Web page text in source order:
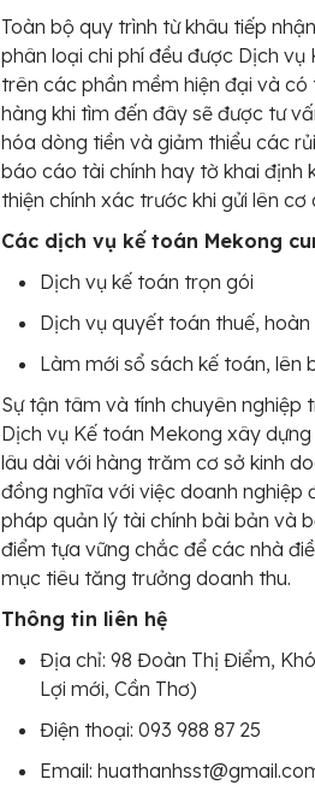
Toàn bộ quy trình từ khâu tiếp
phân loại chi phí đều được Dịch
trên các phần mềm hiện đại và
hàng khi tìm đến đây sẽ được tư
hóa dòng tiền và giảm thiểu các
báo cáo tài chính hay tờ khai định
thiện chính xác trước khi gửi lên cơ
Các dịch vụ kế toán Mekong
Dịch vụ kế toán trọn gói
Dịch vụ quyết toán thuế, hoàn
Làm mới sổ sách kế toán, lên
Sự tận tâm và tính chuyên
Dịch vụ Kế toán Mekong xây
lâu dài với hàng trăm cơ sở kinh
đồng nghĩa với việc doanh nghiệp
pháp quản lý tài chính bài bản và
điểm tựa vững chắc để các nhà
mục tiêu tăng trưởng doanh thu.
Thông tin liên hệ
Địa chỉ: 98 Đoàn Thị Điểm,
Lợi mới, Cần Thơ)
Điện thoại: 093 988 87 25
Email: